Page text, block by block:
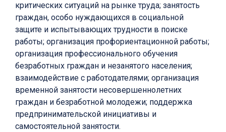
критических ситуаций на рынке труда; занятость
граждан, особо нуждающихся в социальной
защите и испытывающих трудности в поиске
работы; организация профориентационной работы;
организация профессионального обучения
безработных граждан и незанятого населения;
взаимодействие с работодателями; организация
временной занятости несовершеннолетних
граждан и безработной молодежи; поддержка
предпринимательской инициативы и
самостоятельной занятости.